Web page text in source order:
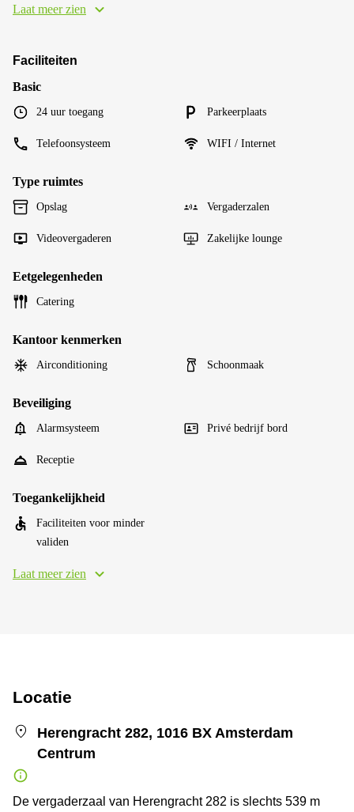
Laat meer zien
Faciliteiten
Basic
24 uur toegang Parkeerplaats
Telefoonsysteem WIFI / Internet
Type ruimtes
Opslag Vergaderzalen
Videovergaderen Zakelijke lounge
Eetgelegenheden
Catering
Kantoor kenmerken
Airconditioning Schoonmaak
Beveiliging
Alarmsysteem Privé bedrijf bord
Receptie
Toegankelijkheid
Faciliteiten voor minder
validen
Laat meer zien
Locatie
Herengracht 282, 1016 BX Amsterdam
Centrum
De vergaderzaal van Herengracht 282 is slechts 539 m